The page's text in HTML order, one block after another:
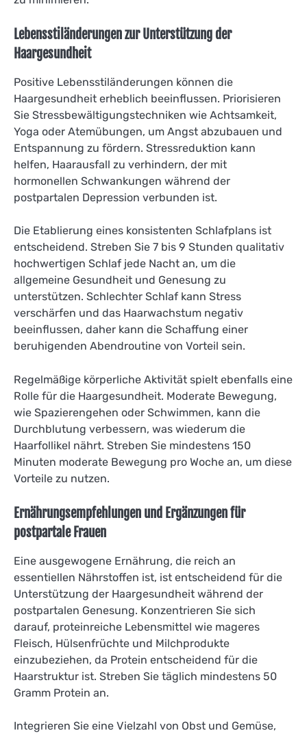
Lebensstiländerungen zur Unterstützung der
Haargesundheit
Positive Lebensstiländerungen können die
Haargesundheit erheblich beeinflussen. Priorisieren
Sie Stressbewältigungstechniken wie Achtsamkeit,
Yoga oder Atemübungen, um Angst abzubauen und
Entspannung zu fördern. Stressreduktion kann
helfen, Haarausfall zu verhindern, der mit
hormonellen Schwankungen während der
postpartalen Depression verbunden ist.
Die Etablierung eines konsistenten Schlafplans ist
entscheidend. Streben Sie 7 bis 9 Stunden qualitativ
hochwertigen Schlaf jede Nacht an, um die
allgemeine Gesundheit und Genesung zu
unterstützen. Schlechter Schlaf kann Stress
verschärfen und das Haarwachstum negativ
beeinflussen, daher kann die Schaffung einer
beruhigenden Abendroutine von Vorteil sein.
Regelmäßige körperliche Aktivität spielt ebenfalls eine
Rolle für die Haargesundheit. Moderate Bewegung,
wie Spazierengehen oder Schwimmen, kann die
Durchblutung verbessern, was wiederum die
Haarfollikel nährt. Streben Sie mindestens 150
Minuten moderate Bewegung pro Woche an, um diese
Vorteile zu nutzen.
Ernährungsempfehlungen und Ergänzungen für
postpartale Frauen
Eine ausgewogene Ernährung, die reich an
essentiellen Nährstoffen ist, ist entscheidend für die
Unterstützung der Haargesundheit während der
postpartalen Genesung. Konzentrieren Sie sich
darauf, proteinreiche Lebensmittel wie mageres
Fleisch, Hülsenfrüchte und Milchprodukte
einzubeziehen, da Protein entscheidend für die
Haarstruktur ist. Streben Sie täglich mindestens 50
Gramm Protein an.
Integrieren Sie eine Vielzahl von Obst und Gemüse,